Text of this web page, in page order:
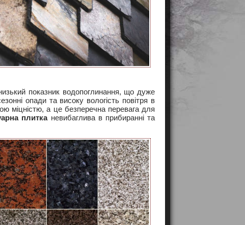
показник водопоглинання, що дуже
опади та високу вологість повітря в
міцністю, а це безперечна перевага для
плитканевибаглива в прибиранні та